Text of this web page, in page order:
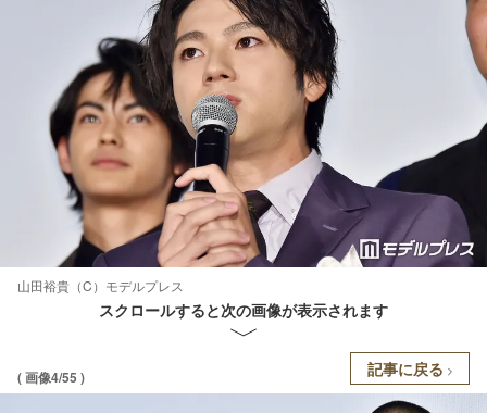
山田裕貴（C）モデルプレス
スクロールすると次の画像が表示されます
( 画像4/55 ) 記事に戻る